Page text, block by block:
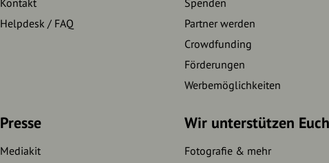
Helpdesk / FAQ
Partner werden
Crowdfunding
Förderungen
Werbemöglichkeiten
Presse
Mediakit
Wir unterstützen Euch
Fotografie & mehr